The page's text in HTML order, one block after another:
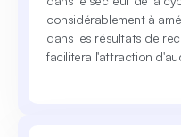
considérablement à
dans les résultats de
facilitera l'attraction